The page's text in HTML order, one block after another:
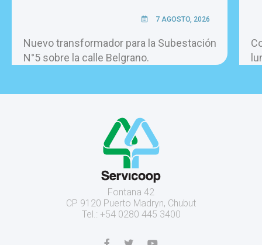
7 AGOSTO, 2026
Nuevo transformador para la Subestación
N°5 sobre la calle Belgrano.
Fontana 42
CP 9120 Puerto Madryn, Chubut
Tel.: +54 0280 445 3400